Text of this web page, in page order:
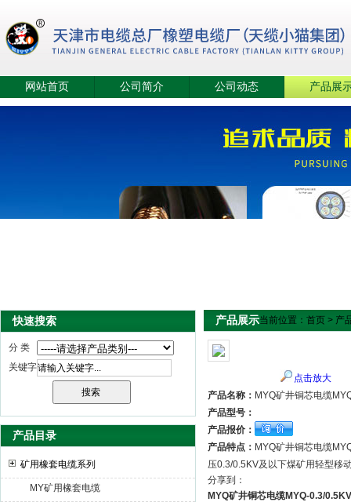
天津市电缆总厂橡塑电缆厂（天缆小猫集团）
网站首页 公司简介 公司动态 产品展
快速搜索
分 类
关键字
产品目录
矿用橡套电缆系列
MY矿用橡套电缆
产品展示当前位置： 首页 > 产
点击放大
产品名称： MYQ矿井铜芯电缆
产品型号：
产品报价：
产品特点： MYQ矿井铜芯电缆
压0.3/0.5KV及以下煤矿用轻型移
分享到：
MYQ矿井铜芯电缆MYQ-0.3/